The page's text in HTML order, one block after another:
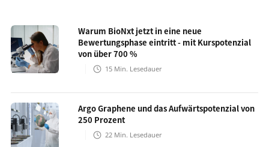
Warum BioNxt jetzt in eine neue
Bewertungsphase eintritt - mit Kurspotenzial
von über 700 %
15 Min. Lesedauer
Argo Graphene und das Aufwärtspotenzial von
250 Prozent
22 Min. Lesedauer